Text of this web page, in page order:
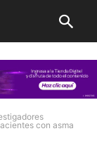
con asma